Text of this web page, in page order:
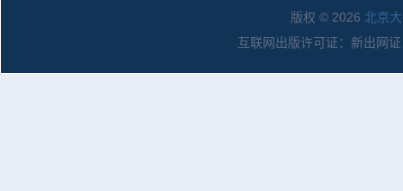
版权 © 2026 北京
互联网出版许可证：新出网